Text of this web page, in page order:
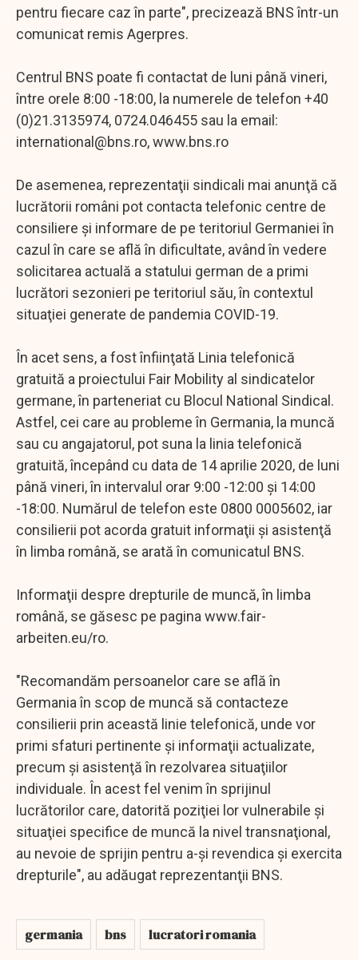
pentru fiecare caz în parte", precizează BNS într-un
comunicat remis Agerpres.
Centrul BNS poate fi contactat de luni până vineri,
între orele 8:00 -18:00, la numerele de telefon +40
(0)21.3135974, 0724.046455 sau la email:
international@bns.ro, www.bns.ro
De asemenea, reprezentaţii sindicali mai anunţă că
lucrătorii români pot contacta telefonic centre de
consiliere şi informare de pe teritoriul Germaniei în
cazul în care se află în dificultate, având în vedere
solicitarea actuală a statului german de a primi
lucrători sezonieri pe teritoriul său, în contextul
situaţiei generate de pandemia COVID-19.
În acet sens, a fost înfiinţată Linia telefonică
gratuită a proiectului Fair Mobility al sindicatelor
germane, în parteneriat cu Blocul National Sindical.
Astfel, cei care au probleme în Germania, la muncă
sau cu angajatorul, pot suna la linia telefonică
gratuită, începând cu data de 14 aprilie 2020, de luni
până vineri, în intervalul orar 9:00 -12:00 şi 14:00
-18:00. Numărul de telefon este 0800 0005602, iar
consilierii pot acorda gratuit informaţii şi asistenţă
în limba română, se arată în comunicatul BNS.
Informaţii despre drepturile de muncă, în limba
română, se găsesc pe pagina www.fair-
arbeiten.eu/ro.
"Recomandăm persoanelor care se află în
Germania în scop de muncă să contacteze
consilierii prin această linie telefonică, unde vor
primi sfaturi pertinente şi informaţii actualizate,
precum şi asistenţă în rezolvarea situaţiilor
individuale. În acest fel venim în sprijinul
lucrătorilor care, datorită poziţiei lor vulnerabile şi
situaţiei specifice de muncă la nivel transnaţional,
au nevoie de sprijin pentru a-şi revendica şi exercita
drepturile", au adăugat reprezentanţii BNS.
germania bns lucratori romania